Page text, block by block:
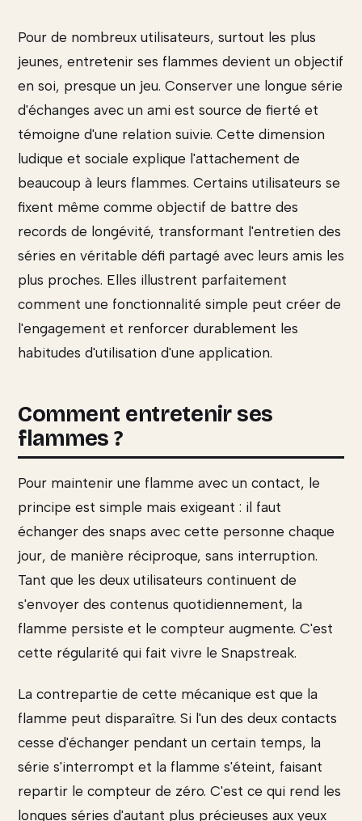
Pour de nombreux utilisateurs, surtout les plus
jeunes, entretenir ses flammes devient un objectif
en soi, presque un jeu. Conserver une longue série
d'échanges avec un ami est source de fierté et
témoigne d'une relation suivie. Cette dimension
ludique et sociale explique l'attachement de
beaucoup à leurs flammes. Certains utilisateurs se
fixent même comme objectif de battre des
records de longévité, transformant l'entretien des
séries en véritable défi partagé avec leurs amis les
plus proches. Elles illustrent parfaitement
comment une fonctionnalité simple peut créer de
l'engagement et renforcer durablement les
habitudes d'utilisation d'une application.
Comment entretenir ses
flammes ?
Pour maintenir une flamme avec un contact, le
principe est simple mais exigeant : il faut
échanger des snaps avec cette personne chaque
jour, de manière réciproque, sans interruption.
Tant que les deux utilisateurs continuent de
s'envoyer des contenus quotidiennement, la
flamme persiste et le compteur augmente. C'est
cette régularité qui fait vivre le Snapstreak.
La contrepartie de cette mécanique est que la
flamme peut disparaître. Si l'un des deux contacts
cesse d'échanger pendant un certain temps, la
série s'interrompt et la flamme s'éteint, faisant
repartir le compteur de zéro. C'est ce qui rend les
longues séries d'autant plus précieuses aux yeux